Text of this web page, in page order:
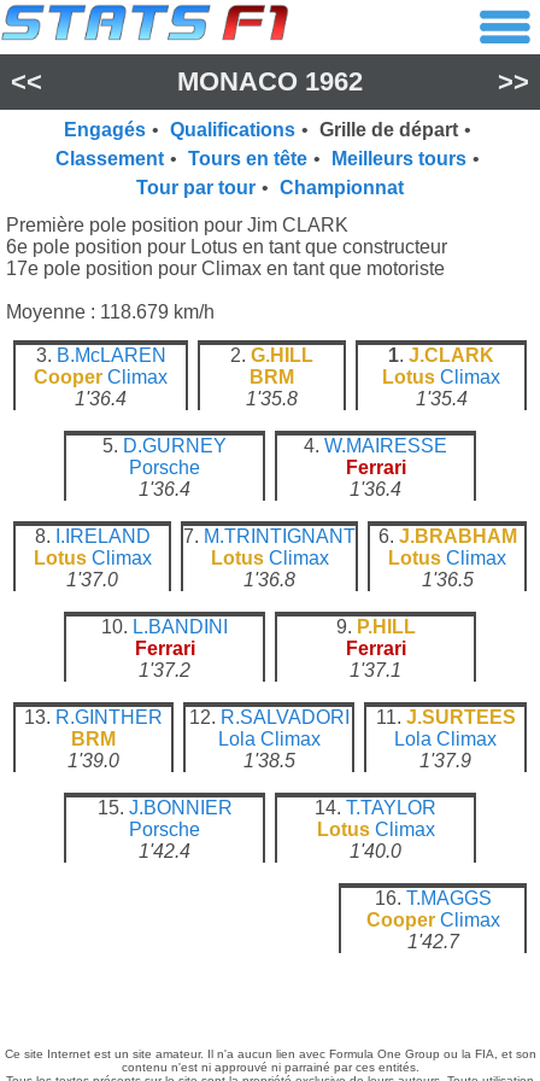
<< MONACO 1962 >>
Engagés • Qualifications • Grille de départ •
Classement • Tours en tête • Meilleurs tours •
Tour par tour • Championnat
Première pole position pour Jim CLARK
6e pole position pour Lotus en tant que constructeur
17e pole position pour Climax en tant que motoriste
Moyenne : 118.679 km/h
3. B.McLAREN
Cooper Climax
1'36.4
2. G.HILL
BRM
1'35.8
1. J.CLARK
Lotus Climax
1'35.4
5. D.GURNEY
Porsche
1'36.4
4. W.MAIRESSE
Ferrari
1'36.4
8. I.IRELAND
Lotus Climax
1'37.0
7. M.TRINTIGNANT
Lotus Climax
1'36.8
6. J.BRABHAM
Lotus Climax
1'36.5
10. L.BANDINI
Ferrari
1'37.2
9. P.HILL
Ferrari
1'37.1
13. R.GINTHER
BRM
1'39.0
12. R.SALVADORI
Lola Climax
1'38.5
11. J.SURTEES
Lola Climax
1'37.9
15. J.BONNIER
Porsche
1'42.4
14. T.TAYLOR
Lotus Climax
1'40.0
16. T.MAGGS
Cooper Climax
1'42.7
Ce site Internet est un site amateur. Il n'a aucun lien avec Formula One Group ou la FIA, et son
contenu n'est ni approuvé ni parrainé par ces entités.